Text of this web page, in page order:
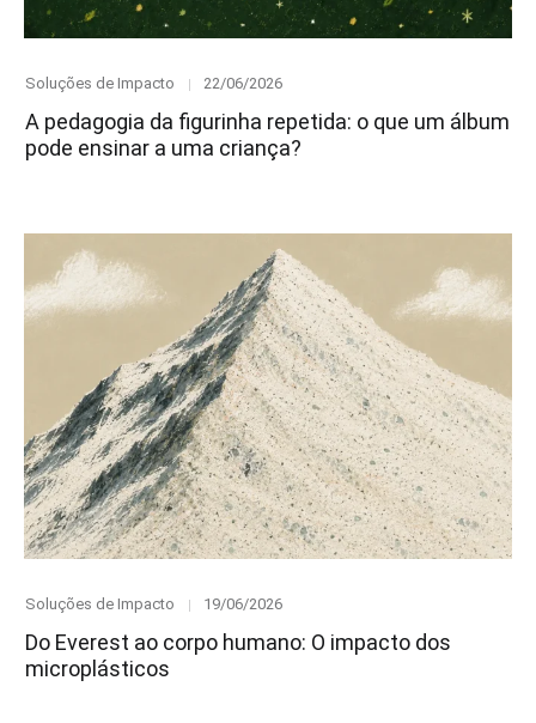
Category
Soluções de Impacto
Posted
22/06/2026
A pedagogia da figurinha repetida: o que um álbum
pode ensinar a uma criança?
Category
Soluções de Impacto
Posted
19/06/2026
Do Everest ao corpo humano: O impacto dos
microplásticos